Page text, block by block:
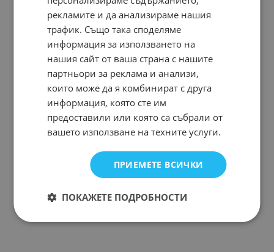
рекламите и да анализираме нашия
трафик. Също така споделяме
информация за използването на
нашия сайт от ваша страна с нашите
партньори за реклама и анализи,
които може да я комбинират с друга
информация, която сте им
предоставили или която са събрали от
вашето използване на техните услуги.
ПРИЕМЕТЕ ВСИЧКИ
ПОКАЖЕТЕ ПОДРОБНОСТИ